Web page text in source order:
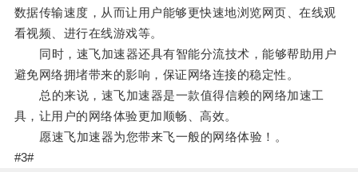
数据传输速度，从而让用户能够更快速地浏览网页、在线观
看视频、进行在线游戏等。
同时，速飞加速器还具有智能分流技术，能够帮助用户
避免网络拥堵带来的影响，保证网络连接的稳定性。
总的来说，速飞加速器是一款值得信赖的网络加速工
具，让用户的网络体验更加顺畅、高效。
愿速飞加速器为您带来飞一般的网络体验！。
#3#